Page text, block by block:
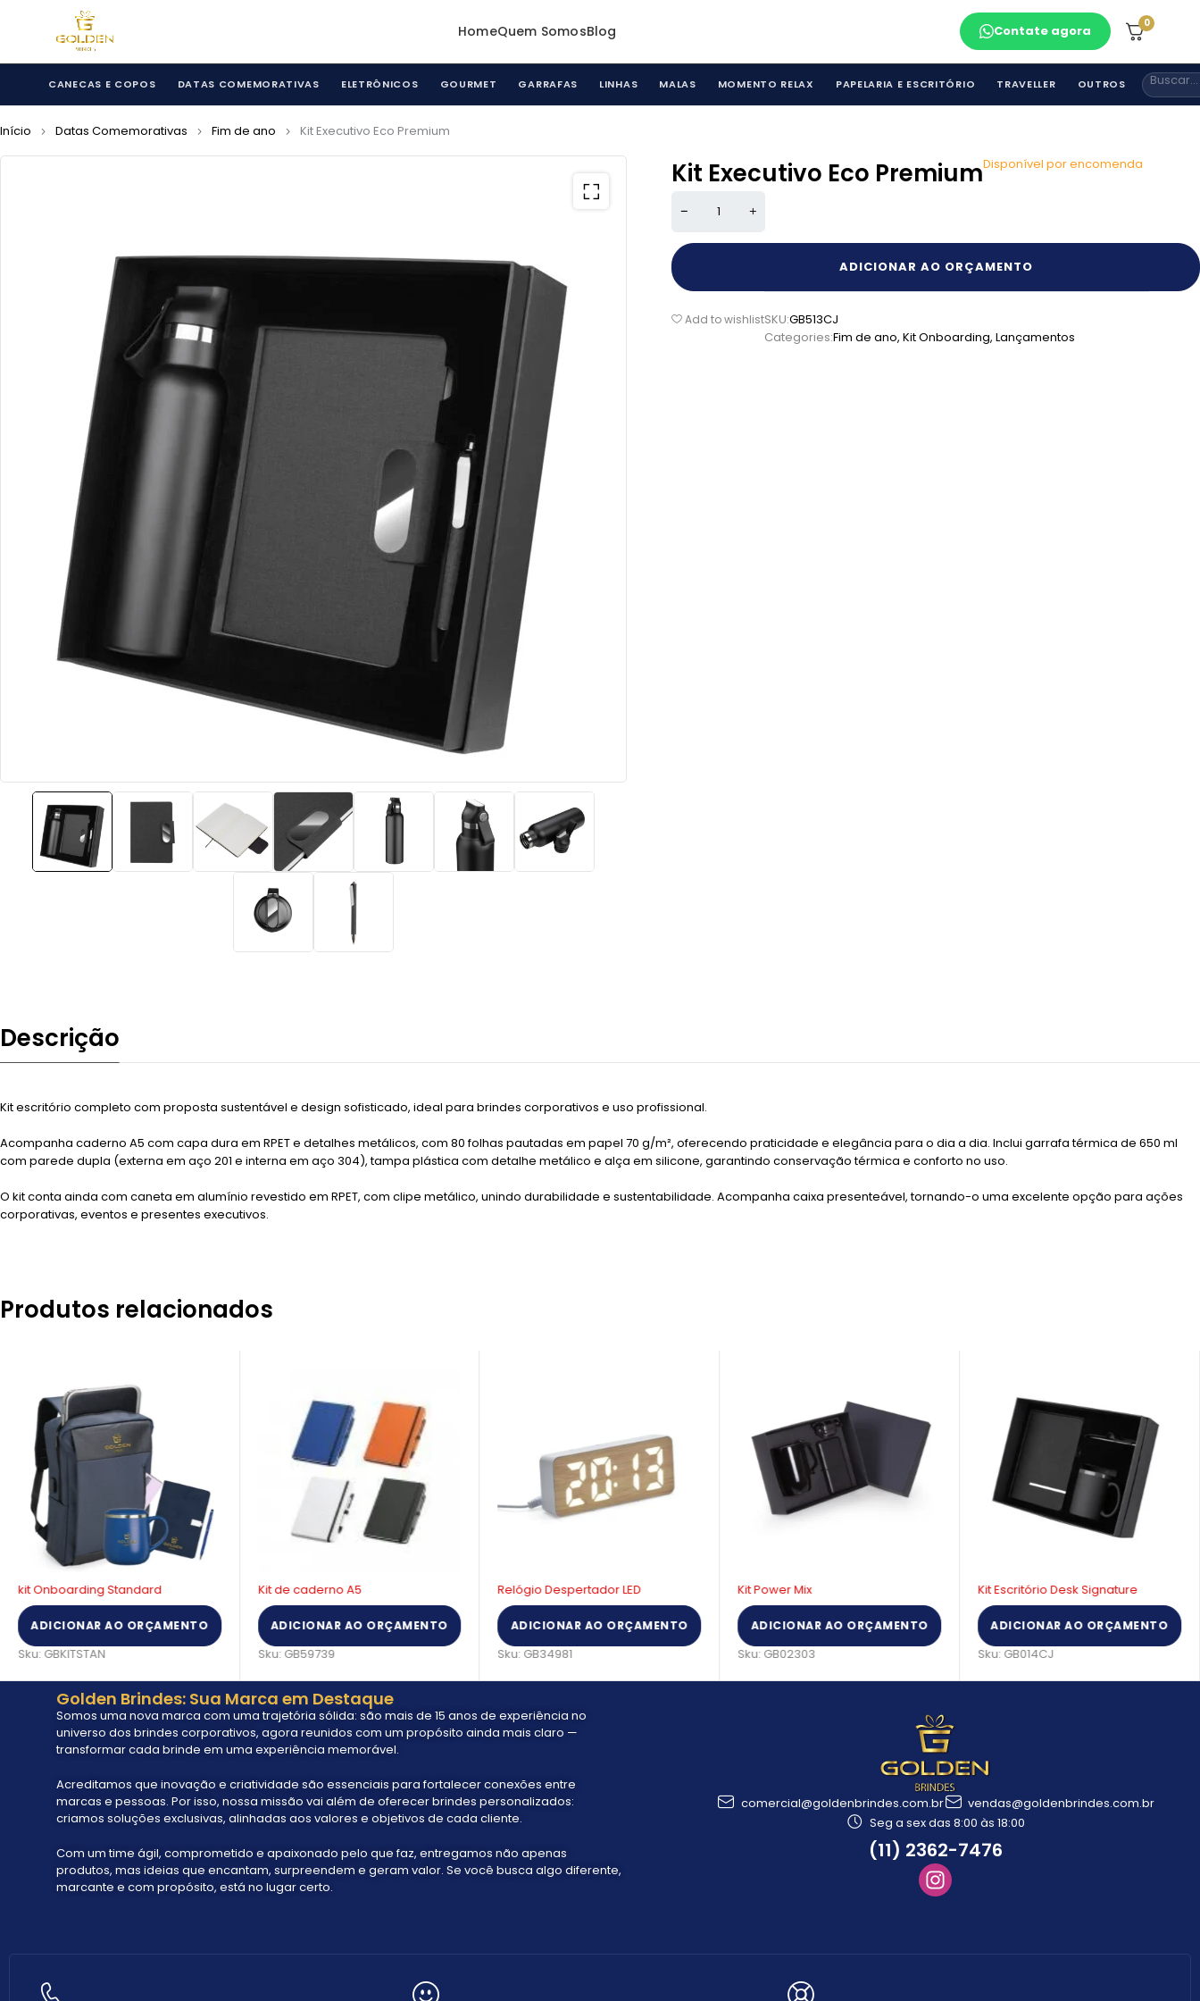
HomeQuem SomosBlog Contate agora 0
CANECAS E COPOS DATAS COMEMORATIVAS ELETRÔNICOS GOURMET GARRAFAS LINHAS MALAS MOMENTO RELAX PAPELARIA E ESCRITÓRIO TRAVELLER OUTROS
Início Datas Comemorativas Fim de ano Kit Executivo Eco Premium
Kit Executivo Eco PremiumDisponível por encomenda
ADICIONAR AO ORÇAMENTO
Add to wishlistSKU:GB513CJ
Categories:Fim de ano, Kit Onboarding, Lançamentos
Descrição
Kit escritório completo com proposta sustentável e design sofisticado, ideal para brindes corporativos e uso profissional.
Acompanha caderno A5 com capa dura em RPET e detalhes metálicos, com 80 folhas pautadas em papel 70 g/m², oferecendo praticidade e elegância para o dia a dia. Inclui garrafa térmica de 650 ml
com parede dupla (externa em aço 201 e interna em aço 304), tampa plástica com detalhe metálico e alça em silicone, garantindo conservação térmica e conforto no uso.
O kit conta ainda com caneta em alumínio revestido em RPET, com clipe metálico, unindo durabilidade e sustentabilidade. Acompanha caixa presenteável, tornando-o uma excelente opção para ações
corporativas, eventos e presentes executivos.
Produtos relacionados
kit Onboarding Standard
ADICIONAR AO ORÇAMENTO
Sku: GBKITSTAN
Kit de caderno A5
ADICIONAR AO ORÇAMENTO
Sku: GB59739
Relógio Despertador LED
ADICIONAR AO ORÇAMENTO
Sku: GB34981
Kit Power Mix
ADICIONAR AO ORÇAMENTO
Sku: GB02303
Kit Escritório Desk Signature
ADICIONAR AO ORÇAMENTO
Sku: GB014CJ
Golden Brindes: Sua Marca em Destaque
Somos uma nova marca com uma trajetória sólida: são mais de 15 anos de experiência no
universo dos brindes corporativos, agora reunidos com um propósito ainda mais claro —
transformar cada brinde em uma experiência memorável.
Acreditamos que inovação e criatividade são essenciais para fortalecer conexões entre
marcas e pessoas. Por isso, nossa missão vai além de oferecer brindes personalizados:
criamos soluções exclusivas, alinhadas aos valores e objetivos de cada cliente.
Com um time ágil, comprometido e apaixonado pelo que faz, entregamos não apenas
produtos, mas ideias que encantam, surpreendem e geram valor. Se você busca algo diferente,
marcante e com propósito, está no lugar certo.
comercial@goldenbrindes.com.br
vendas@goldenbrindes.com.br
Seg a sex das 8:00 às 18:00
(11) 2362-7476